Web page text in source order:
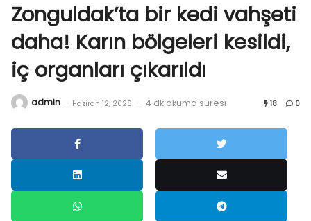
Zonguldak’ta bir kedi vahşeti
daha! Karın bölgeleri kesildi,
iç organları çıkarıldı
admin - Haziran 12, 2026 - 4 dk okuma süresi 18 0